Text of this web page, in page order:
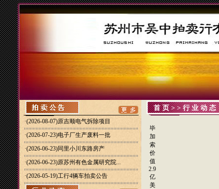
·(2026-08-07)原吉顺电气拆除项目
·(2026-07-23)电子厂生产废料一批
·(2026-06-23)同里小川东路房产
·(2026-06-23)原苏州有色金属研究院...
·(2026-05-19)工行4辆车拍卖公告
首页>>行业动态
毕
加
索
价
值
2.9
亿
美